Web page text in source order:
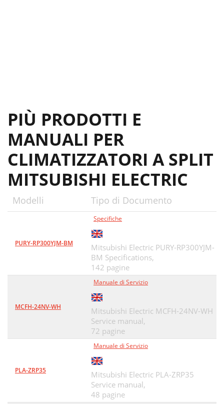
PIÙ PRODOTTI E
MANUALI PER
CLIMATIZZATORI A SPLIT
MITSUBISHI ELECTRIC
Modelli Tipo di Documento
PURY-RP300YJM-BM
Specifiche
Mitsubishi Electric PURY-RP300YJM-
BM Specifications,
142 pagine
MCFH-24NV-WH
Manuale di Servizio
Mitsubishi Electric MCFH-24NV-WH
Service manual,
72 pagine
PLA-ZRP35
Manuale di Servizio
Mitsubishi Electric PLA-ZRP35
Service manual,
48 pagine